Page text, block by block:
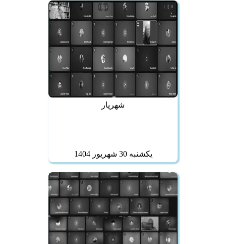
شهريار
يكشنبه 30 شهريور 1404